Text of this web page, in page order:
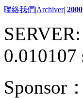
聯絡我們|Archiver|
0.010107
Sponsor：